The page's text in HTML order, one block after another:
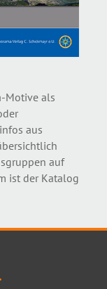
Motive als
aus
auf
ist der Katalog